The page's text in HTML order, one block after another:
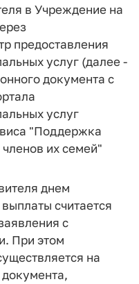
в Учреждение на
предоставления
услуг (далее -
документа с
услуг
"Поддержка
их семей"
днем
считается
с
При этом
на